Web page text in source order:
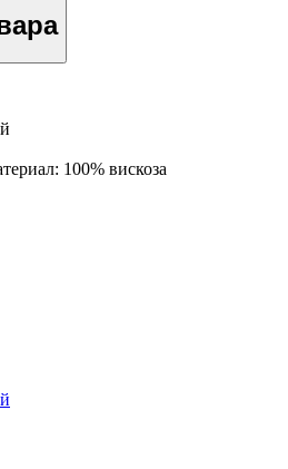
100% вискоза